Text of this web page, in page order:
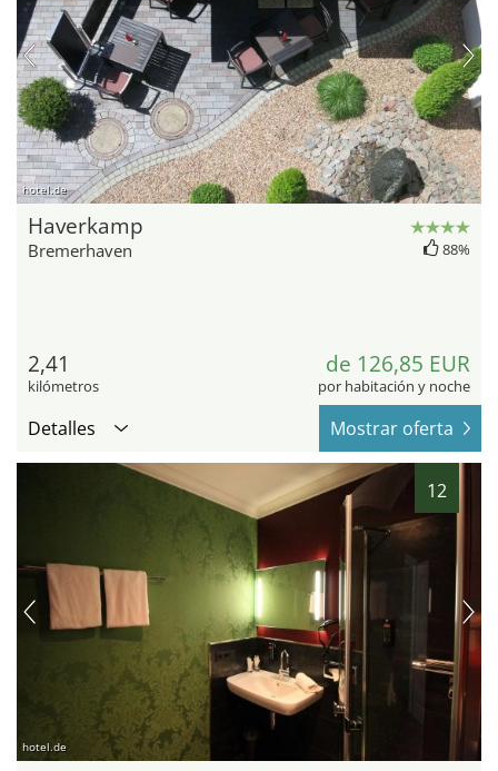
hotel.de
Haverkamp
Bremerhaven 88%
2,41
kilómetros
de 126,85 EUR
por habitación y noche
Detalles Mostrar oferta
12
hotel.de